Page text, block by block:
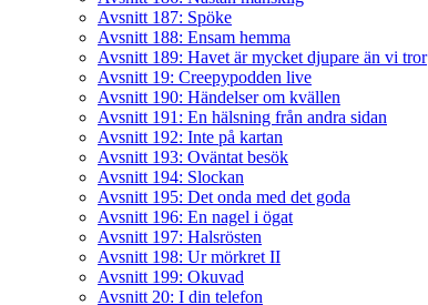
Avsnitt 187: Spöke
Avsnitt 188: Ensam hemma
Avsnitt 189: Havet är mycket djupare än vi tror
Avsnitt 19: Creepypodden live
Avsnitt 190: Händelser om kvällen
Avsnitt 191: En hälsning från andra sidan
Avsnitt 192: Inte på kartan
Avsnitt 193: Oväntat besök
Avsnitt 194: Slockan
Avsnitt 195: Det onda med det goda
Avsnitt 196: En nagel i ögat
Avsnitt 197: Halsrösten
Avsnitt 198: Ur mörkret II
Avsnitt 199: Okuvad
Avsnitt 20: I din telefon